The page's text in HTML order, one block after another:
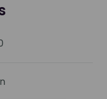
goedkoper
dan terug bij de